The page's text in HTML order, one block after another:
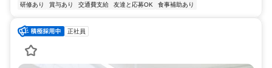
研修あり
賞与あり 交通費支給 友達と応募OK 食事補助あり
正社員